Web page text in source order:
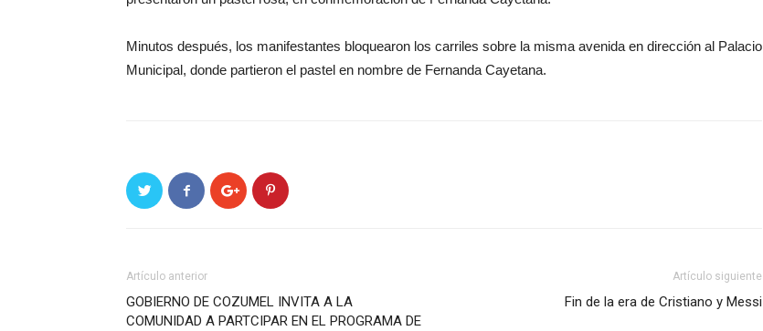
Minutos después, los manifestantes bloquearon los carriles sobre la misma avenida en dirección al Palacio
Municipal, donde partieron el pastel en nombre de Fernanda Cayetana.
Artículo anterior
GOBIERNO DE COZUMEL INVITA A LA
COMUNIDAD A PARTCIPAR EN EL PROGRAMA DE
Artículo siguiente
Fin de la era de Cristiano y Messi